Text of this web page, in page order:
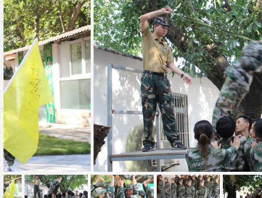
2020’胜龙（广州）销售有限公司